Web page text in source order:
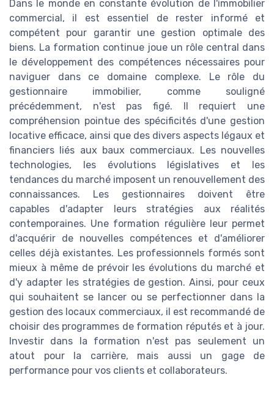
Dans le monde en constante évolution de l'immobilier
commercial, il est essentiel de rester informé et
compétent pour garantir une gestion optimale des
biens. La formation continue joue un rôle central dans
le développement des compétences nécessaires pour
naviguer dans ce domaine complexe. Le rôle du
gestionnaire immobilier, comme souligné
précédemment, n'est pas figé. Il requiert une
compréhension pointue des spécificités d'une gestion
locative efficace, ainsi que des divers aspects légaux et
financiers liés aux baux commerciaux. Les nouvelles
technologies, les évolutions législatives et les
tendances du marché imposent un renouvellement des
connaissances. Les gestionnaires doivent être
capables d'adapter leurs stratégies aux réalités
contemporaines. Une formation régulière leur permet
d'acquérir de nouvelles compétences et d'améliorer
celles déjà existantes. Les professionnels formés sont
mieux à même de prévoir les évolutions du marché et
d'y adapter les stratégies de gestion. Ainsi, pour ceux
qui souhaitent se lancer ou se perfectionner dans la
gestion des locaux commerciaux, il est recommandé de
choisir des programmes de formation réputés et à jour.
Investir dans la formation n'est pas seulement un
atout pour la carrière, mais aussi un gage de
performance pour vos clients et collaborateurs.